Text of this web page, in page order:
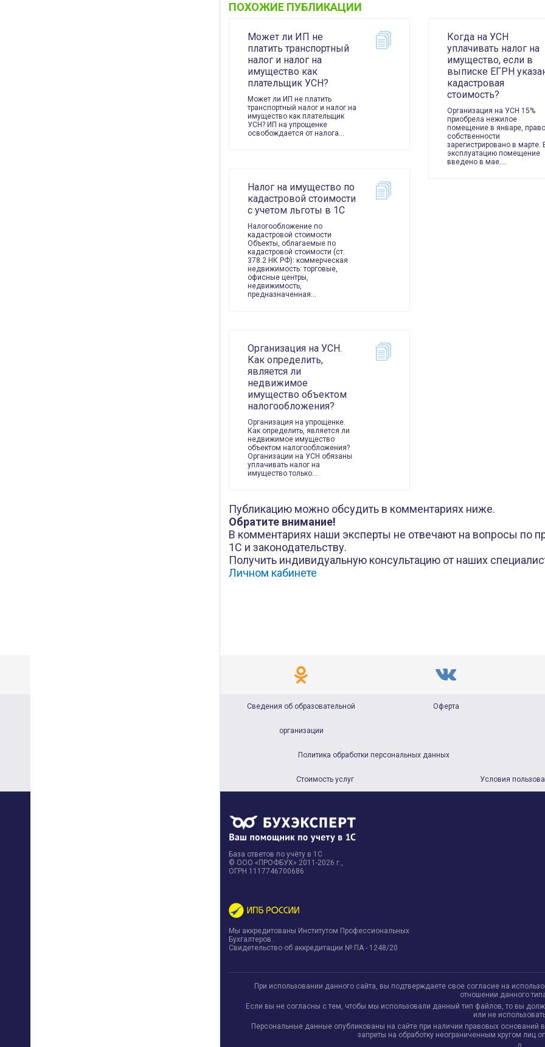
ПОХОЖИЕ ПУБЛИКАЦИИ
Может ли ИП не
платить транспортный
налог и налог на
имущество как
плательщик УСН?
Может ли ИП не платить
транспортный налог и налог на
имущество как плательщик
УСН? ИП на упрощенке
освобождается от налога…
Налог на имущество по
кадастровой стоимости
с учетом льготы в 1С
Налогообложение по
кадастровой стоимости
Объекты, облагаемые по
кадастровой стоимости (ст.
378.2 НК РФ): коммерческая
недвижимость: торговые,
офисные центры,
недвижимость,
предназначенная…
Организация на УСН.
Как определить,
является ли
недвижимое
имущество объектом
налогообложения?
Организация ­на упрощенке.
Как определить, является ли
недвижимое имущество
объектом налогообложения?
Организации на УСН обязаны
уплачивать налог на
имущество только…
Когда на УСН
уплачивать налог на
имущество, если в
выписке ЕГРН
кадастровая
стоимость?
Организация на УСН 15%
приобрела нежилое
помещение в январе, право
собственности
зарегистрировано в марте.
эксплуатацию помещение
введено в мае.…
Публикацию можно обсудить в комментариях ниже.
Обратите внимание!
В комментариях наши эксперты не отвечают на вопросы по
1С и законодательству.
Получить индивидуальную консультацию от наших
Личном кабинете
Сведения об образовательной
организации
Оферта
Политика обработки персональных данных
Стоимость услуг Условия
База ответов по учёту в 1С
© ООО «ПРОФБУХ» 2011-2026 г.,
ОГРН 1117746700686
Мы аккредитованы Институтом Профессиональных
Бухгалтеров.
Свидетельство об аккредитации № ПА - 1248/20
При использовании данного сайта, вы подтверждаете свое согласие на
отношении данного
Если вы не согласны с тем, чтобы мы использовали данный тип файлов, то вы
или не
Персональные данные опубликованы на сайте при наличии правовых оснований
запреты на обработку неограниченным кругом лиц